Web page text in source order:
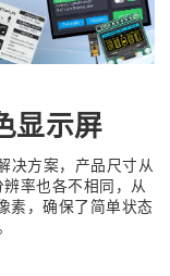
显示屏
决方案，产品尺寸从
率也各不相同，从
素，确保了简单状态